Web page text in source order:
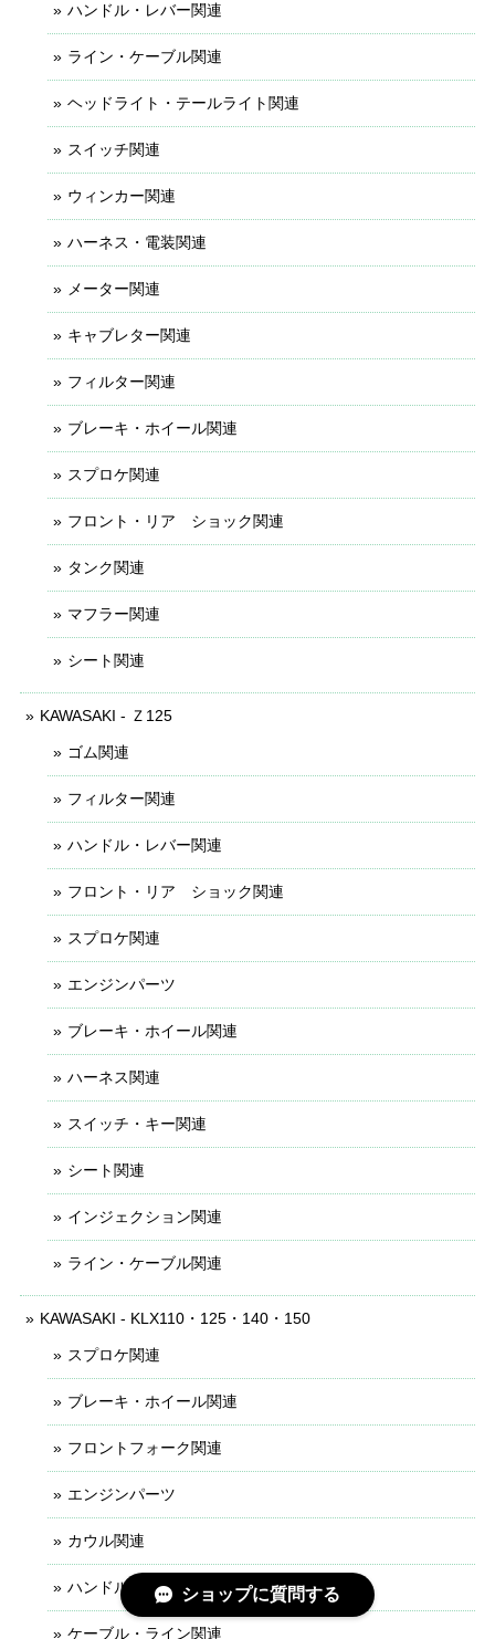
ハンドル・レバー関連
ライン・ケーブル関連
ヘッドライト・テールライト関連
スイッチ関連
ウィンカー関連
ハーネス・電装関連
メーター関連
キャブレター関連
フィルター関連
ブレーキ・ホイール関連
スプロケ関連
フロント・リア ショック関連
タンク関連
マフラー関連
シート関連
KAWASAKI - Ｚ125
ゴム関連
フィルター関連
ハンドル・レバー関連
フロント・リア ショック関連
スプロケ関連
エンジンパーツ
ブレーキ・ホイール関連
ハーネス関連
スイッチ・キー関連
シート関連
インジェクション関連
ライン・ケーブル関連
KAWASAKI - KLX110・125・140・150
スプロケ関連
ブレーキ・ホイール関連
フロントフォーク関連
エンジンパーツ
カウル関連
ハンドル・レバー関連
ケーブル・ライン関連
ショップに質問する